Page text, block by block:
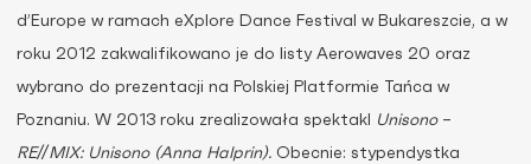
d’Europe w ramach eXplore Dance Festival w Bukareszcie, a w
roku 2012 zakwalifikowano je do listy Aerowaves 20 oraz
wybrano do prezentacji na Polskiej Platformie Tańca w
Poznaniu. W 2013 roku zrealizowała spektakl
Unisono–
RE//MIX: Unisono (Anna Halprin). Obecnie: stypendystka